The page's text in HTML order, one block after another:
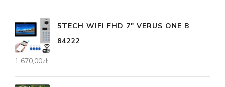
5TECH WIFI FHD 7" VERUS ONE B
84222
1 670,00zł